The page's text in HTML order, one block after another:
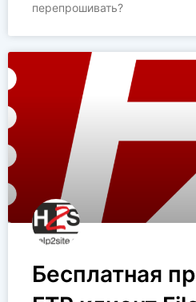
перепрошивать?
Бесплатная